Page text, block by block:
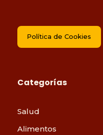
Política de Cookies
Categorías
Salud
Alimentos